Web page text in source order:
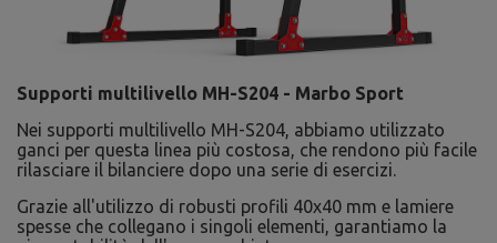
Supporti multilivello MH-S204 - Marbo Sport
Nei supporti multilivello MH-S204, abbiamo utilizzato
ganci per questa linea più costosa, che rendono più facile
rilasciare il bilanciere dopo una serie di esercizi.
Grazie all'utilizzo di robusti profili 40x40 mm e lamiere
spesse che collegano i singoli elementi, garantiamo la